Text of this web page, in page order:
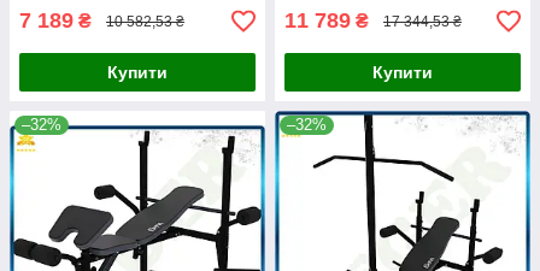
7 189 ₴ 10 582,53 ₴
Купити
11 789 ₴ 17 344,53 ₴
Купити
–32% –32%